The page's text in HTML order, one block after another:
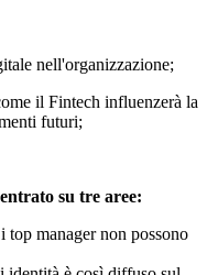
nell'organizzazione;
il Fintech influenzerà la
futuri;
su tre aree:
top manager non possono